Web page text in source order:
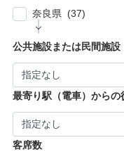
福生市・あき
| … 八尾市・寝
河内長野市 (3)
| … 姫路市・明
| … 加古川市・
| … 京都市・宇
市・京丹後市
| … 福知山市・
| … 長岡京市・
奈良県 (37)
| … 奈良市・橿
| … 葛城市・平
| … 御所市・五
公共施設または民間施設
最寄り駅（電車）からの
客席数